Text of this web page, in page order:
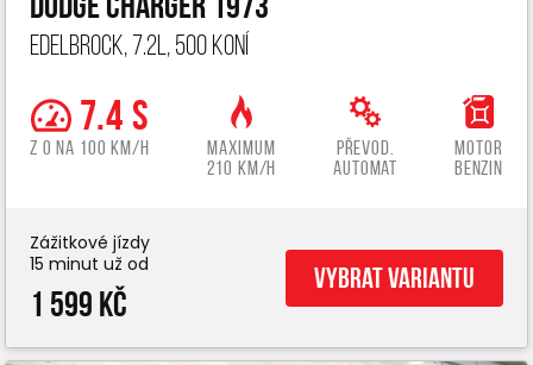
Edelbrock, 7.2L, 500 koní
7.4 s
z 0 na 100 km/h
Maximum
210 km/h
Převod.
automat
Motor
benzin
Zážitkové jízdy
15 minut už od
1 599 Kč
Vybrat variantu